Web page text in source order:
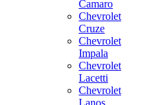
Camaro
Chevrolet
Cruze
Chevrolet
Impala
Chevrolet
Lacetti
Chevrolet
Lanos